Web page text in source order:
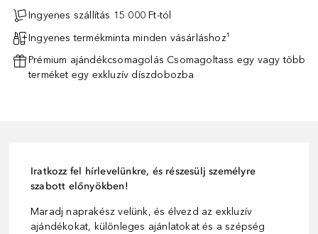
Ingyenes szállítás 15 000 Ft-tól
Ingyenes termékminta minden vásárláshoz¹
Prémium ajándékcsomagolás Csomagoltass egy vagy több
terméket egy exkluzív díszdobozba
Iratkozz fel hírlevelünkre, és részesülj személyre
szabott előnyökben!
Maradj naprakész velünk, és élvezd az exkluzív
ajándékokat, különleges ajánlatokat és a szépség